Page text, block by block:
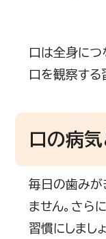
口は全身につ
口を観察する
口の病気
毎日の歯みが
ません。さら
習慣にしましょ